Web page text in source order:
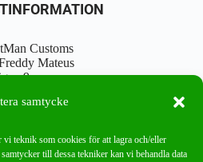
samtycke
vi teknik som cookies för att lagra och/eller
till dessa tekniker kan vi behandla data
Customs
Mateus
9